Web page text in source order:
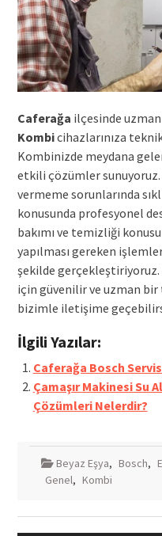
Caferağa ilçesinde
Kombicihazlarınıza
Kombinizde meydana
etkili çözümler
vermeme sorunlarında
konusunda profesyonel
bakımı ve temizliği
yapılması gereken
şekilde gerçekleştiriyoruz.
için güvenilir ve uzman bir
bizimle iletişime
İlgili Yazılar:
Caferağa Bosch
Çamaşır Makinesi Su
Çözümleri Nelerdir?
Beyaz Eşya, Bosch,
Genel, Kombi